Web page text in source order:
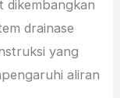
dikembangkan
drainase
yang
aliran